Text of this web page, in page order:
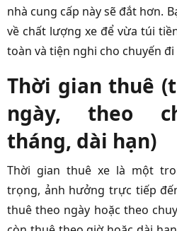
nhà cung cấp này sẽ đắt hơn.
về chất lượng xe để vừa túi
toàn và tiện nghi cho chuyến đi
Thời gian thuê
ngày, theo
tháng, dài hạn)
Thời gian thuê xe là một
trọng, ảnh hưởng trực tiếp
thuê theo ngày hoặc theo